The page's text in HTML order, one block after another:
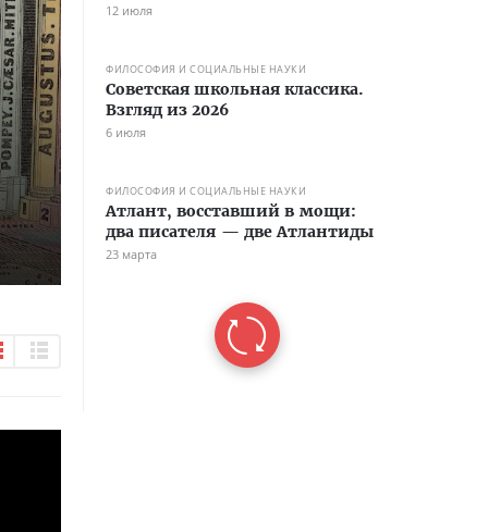
12 июля
ФИЛОСОФИЯ И СОЦИАЛЬНЫЕ НАУКИ
Советская школьная классика.
Взгляд из 2026
6 июля
ФИЛОСОФИЯ И СОЦИАЛЬНЫЕ НАУКИ
Атлант, восставший в мощи:
два писателя — две Атлантиды
23 марта